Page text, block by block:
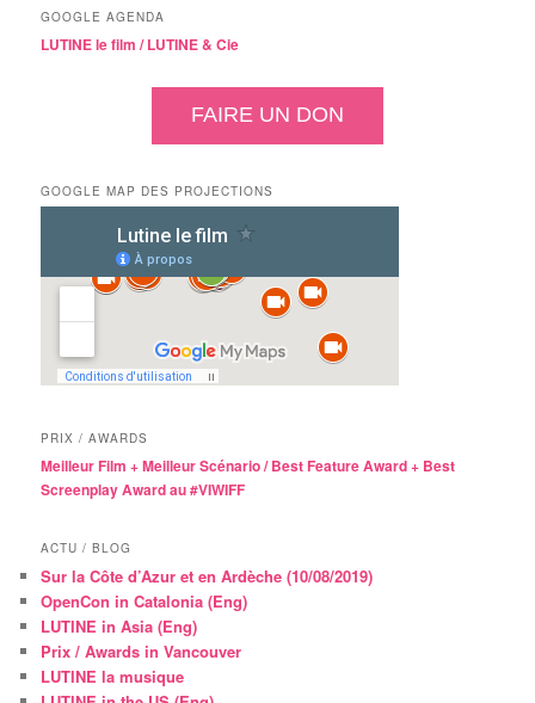
GOOGLE AGENDA
LUTINE le film /LUTINE & Cie
FAIRE UN DON
GOOGLE MAP DES PROJECTIONS
PRIX / AWARDS
Meilleur Film + Meilleur Scénario / Best Feature Award + Best
Screenplay Award au #VIWIFF
ACTU / BLOG
Sur la Côte d’Azur et en Ardèche (10/08/2019)
OpenCon in Catalonia (Eng)
LUTINE in Asia (Eng)
Prix / Awards in Vancouver
LUTINE la musique